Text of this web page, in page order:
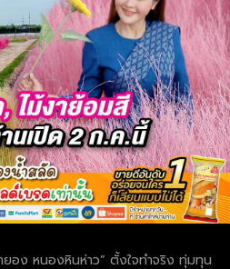
อง หนองหินห่าว” ตั้งใจทำจริง ทุ่มทุน